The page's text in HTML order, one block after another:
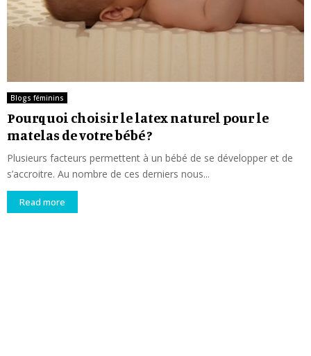
Blogs féminins
Pourquoi choisir le latex naturel pour le
matelas de votre bébé ?
Plusieurs facteurs permettent à un bébé de se développer et de
s’accroitre. Au nombre de ces derniers nous...
Read more